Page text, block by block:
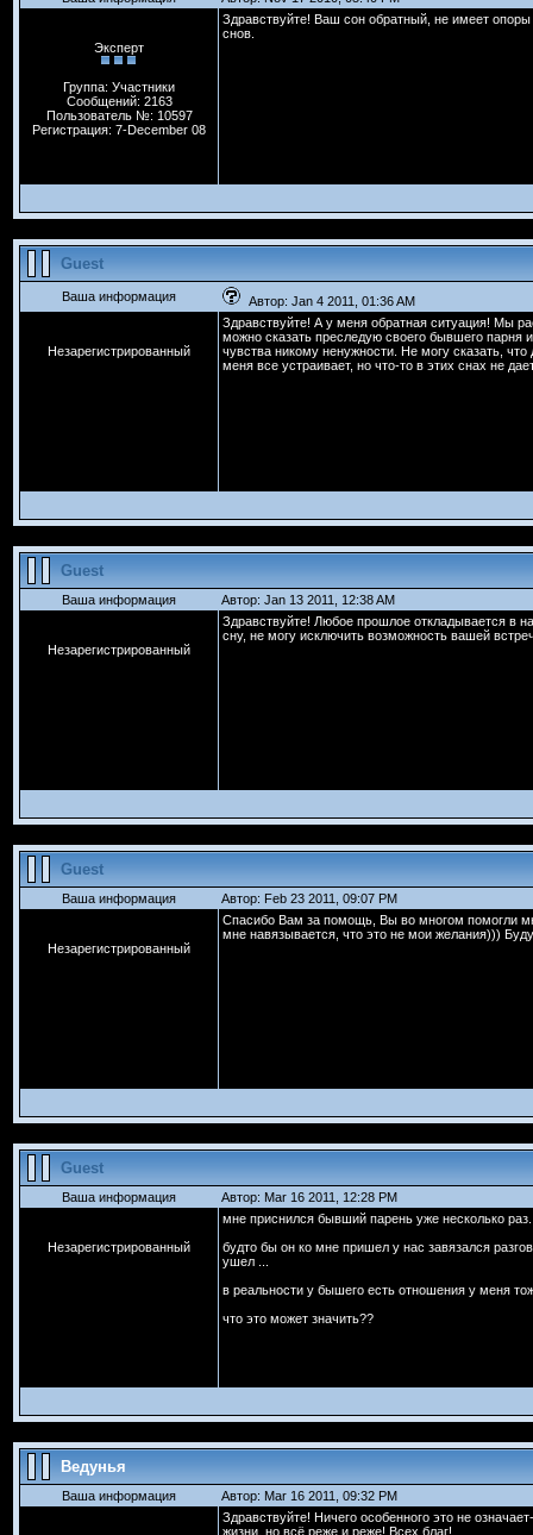
Эксперт
Группа: Участники
Сообщений: 2163
Пользователь №: 10597
Регистрация: 7-December 08
Здравствуйте! Ваш сон обратный, не имеет
снов.
Guest
Ваша информация Автор: Jan 4 2011, 01:36 AM
Незарегистрированный
Здравствуйте! А у меня обратная ситуация! Мы
можно сказать преследую своего бывшего парня
чувства никому ненужности. Не могу сказать,
меня все устраивает, но что-то в этих снах не
Guest
Ваша информация Автор: Jan 13 2011, 12:38 AM
Незарегистрированный
Здравствуйте! Любое прошлое откладывается в
сну, не могу исключить возможность вашей
Guest
Ваша информация Автор: Feb 23 2011, 09:07 PM
Незарегистрированный
Спасибо Вам за помощь, Вы во многом помогли
мне навязывается, что это не мои желания)))
Guest
Ваша информация Автор: Mar 16 2011, 12:28 PM
Незарегистрированный
мне приснился бывший парень уже несколько
будто бы он ко мне пришел у нас завязался
ушел ...
в реальности у бышего есть отношения у меня
что это может значить??
Ведунья
Ваша информация Автор: Mar 16 2011, 09:32 PM
Здравствуйте! Ничего особенного это не
жизни, но всё реже и реже! Всех благ!